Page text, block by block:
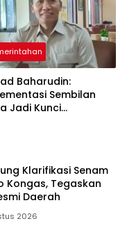
Baharudin:
Sembilan
Jadi Kunci
Klarifikasi Senam
Kongas, Tegaskan
Daerah
2026